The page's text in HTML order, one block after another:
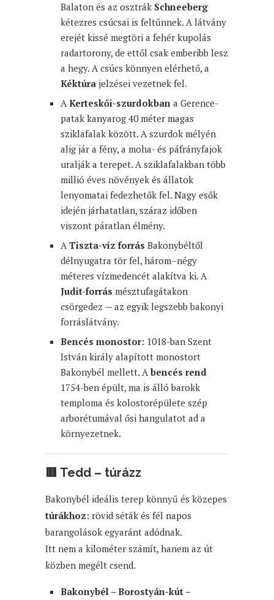
Balaton és az osztrák Schneeberg
kétezres csúcsai is feltűnnek. A látvány
erejét kissé megtöri a fehér kupolás
radartorony, de ettől csak emberibb lesz
a hegy. A csúcs könnyen elérhető, a
Kéktúra jelzései vezetnek fel.
AKerteskői-szurdokban a Gerence-
patak kanyarog 40 méter magas
sziklafalak között. A szurdok mélyén
alig jár a fény, a moha- és páfrányfajok
uralják a terepet. A sziklafalakban több
millió éves növények és állatok
lenyomatai fedezhetők fel. Nagy esők
idején járhatatlan, száraz időben
viszont páratlan élmény.
ATiszta-víz forrás Bakonybéltől
délnyugatra tör fel, három–négy
méteres vízmedencét alakítva ki. A
Judit-forrás mésztufagátakon
csörgedez — az egyik legszebb bakonyi
forráslátvány.
Bencés monostor: 1018-ban Szent
István király alapított monostort
Bakonybél mellett. Abencés rend
1754-ben épült, ma is álló barokk
temploma és kolostorépülete szép
arborétumával ősi hangulatot ad a
környezetnek.
🟥 Tedd – túrázz
Bakonybél ideális terep könnyű és közepes
túrákhoz: rövid séták és fél napos
barangolások egyaránt adódnak.
Itt nem a kilométer számít, hanem az út
közben megélt csend.
Bakonybél – Borostyán-kút –